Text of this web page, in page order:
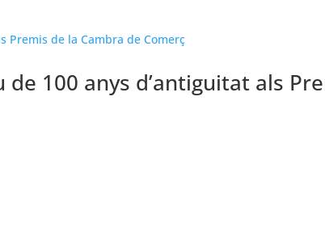
100 anys d’antiguitat als